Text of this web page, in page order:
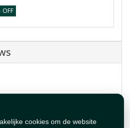
cookies om de website